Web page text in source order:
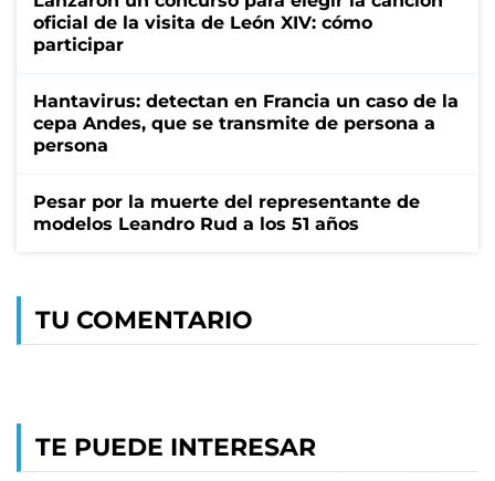
oficial de la visita de León XIV: cómo
participar
Hantavirus: detectan en Francia un caso de la
cepa Andes, que se transmite de persona a
persona
Pesar por la muerte del representante de
modelos Leandro Rud a los 51 años
TU COMENTARIO
TE PUEDE INTERESAR